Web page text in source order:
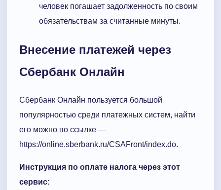
человек погашает задолженность по своим
обязательствам за считанные минуты.
Внесение платежей через
Сбербанк Онлайн
Сбербанк Онлайн пользуется большой
популярностью среди платежных систем, найти
его можно по ссылке —
https://online.sberbank.ru/CSAFront/index.do.
Инструкция по оплате налога через этот
сервис: